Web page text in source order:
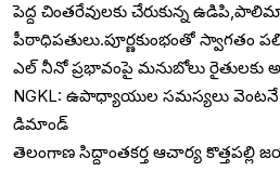
పెద్ద చింతరేవులకు చేరుకున్న
పీఠాధిపతులు.పూర్ణకుంభంతో స్వాగతం
ఎల్ నీనో ప్రభావంపై మనుబోలు
NGKL: ఉపాధ్యాయుల సమస్యలు వెంటనే
డిమాండ్
తెలంగాణ సిద్దాంతకర్త ఆచార్య కొత్తపల్లి